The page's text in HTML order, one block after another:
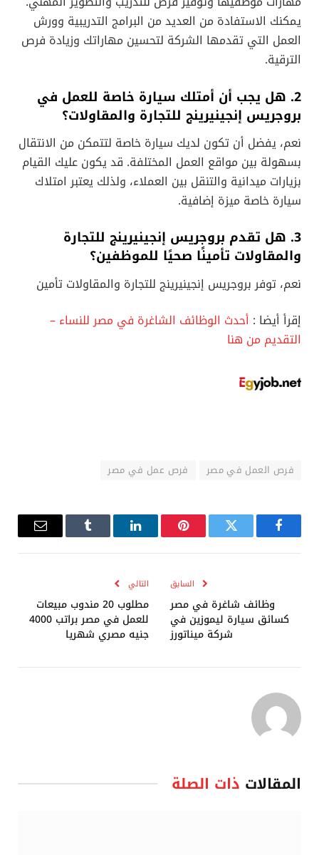
يمكنك الاستفادة من العديد من البرامج التدريبية وورش
العمل التي تقدمها الشركة لتحسين مهاراتك وزيادة فرص
الترقية.
2. هل يجب أن أمتلك سيارة خاصة للعمل في
بروجريس إنجينيرينج للتجارة والمقاولات؟
نعم، يفضل أن تكون لديك سيارة خاصة لتتمكن من الانتقال
بسهولة بين مواقع العمل المختلفة. قد يكون عليك القيام
بزيارات ميدانية والتنقل بين العملاء، ولذلك يعتبر امتلاك
سيارة خاصة ميزة إضافية.
3. هل تقدم بروجريس إنجينيرينج للتجارة
والمقاولات تأمينًا صحيًا للموظفين؟
نعم، توفر بروجريس إنجينيرينج للتجارة والمقاولات تأمين
إقرأ أيضا : أحدث الوظائف الشاغرة في مصر للنساء –
التقديم من هنا
فرص العمل في مصر فرص عمل في مصر
فيسبوك تويتر بينتيريستلينكدإن Tumblr
البريد
السابق
وظائف شاغرة في مصر
كسائق سيارة ليموزين في
شركة ميناتورز
التالي
مطلوب 20 مندوب مبيعات
للعمل في مصر براتب 4000
جنيه مصري شهريا
المقالات ذات الصلة